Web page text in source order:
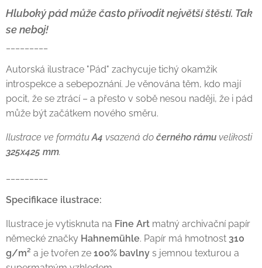
Hluboký pád může často přivodit největší štěstí. Tak
se neboj!
Autorská ilustrace "Pád" zachycuje tichý okamžik
introspekce a sebepoznání. Je věnována těm, kdo mají
pocit, že se ztrácí – a přesto v sobě nesou naději, že i pád
může být začátkem nového směru.
Ilustrace ve formátuA4 vsazená do černého rámu velikosti
325x425 mm.
Specifikace ilustrace:
Ilustrace je vytisknuta na Fine Art matný archivační papír
německé značky Hahnemühle. Papír má hmotnost 310
g/m² a je tvořen ze 100% bavlny s jemnou texturou a